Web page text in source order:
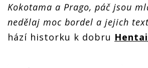
Kokotama a Prago, páč jsou
nedělaj moc bordel a jejich
hází historku k dobru